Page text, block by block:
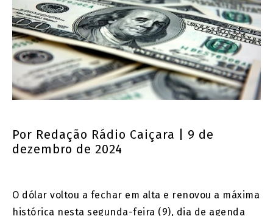
Por Redação Rádio Caiçara | 9 de
dezembro de 2024
O dólar voltou a fechar em alta e renovou a máxima
histórica nesta segunda-feira (9), dia de agenda